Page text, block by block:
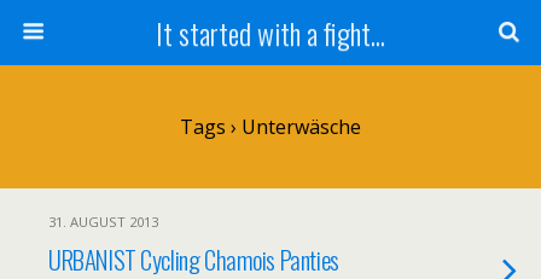
It started with a fight...
Tags › Unterwäsche
31. AUGUST 2013
URBANIST Cycling Chamois Panties